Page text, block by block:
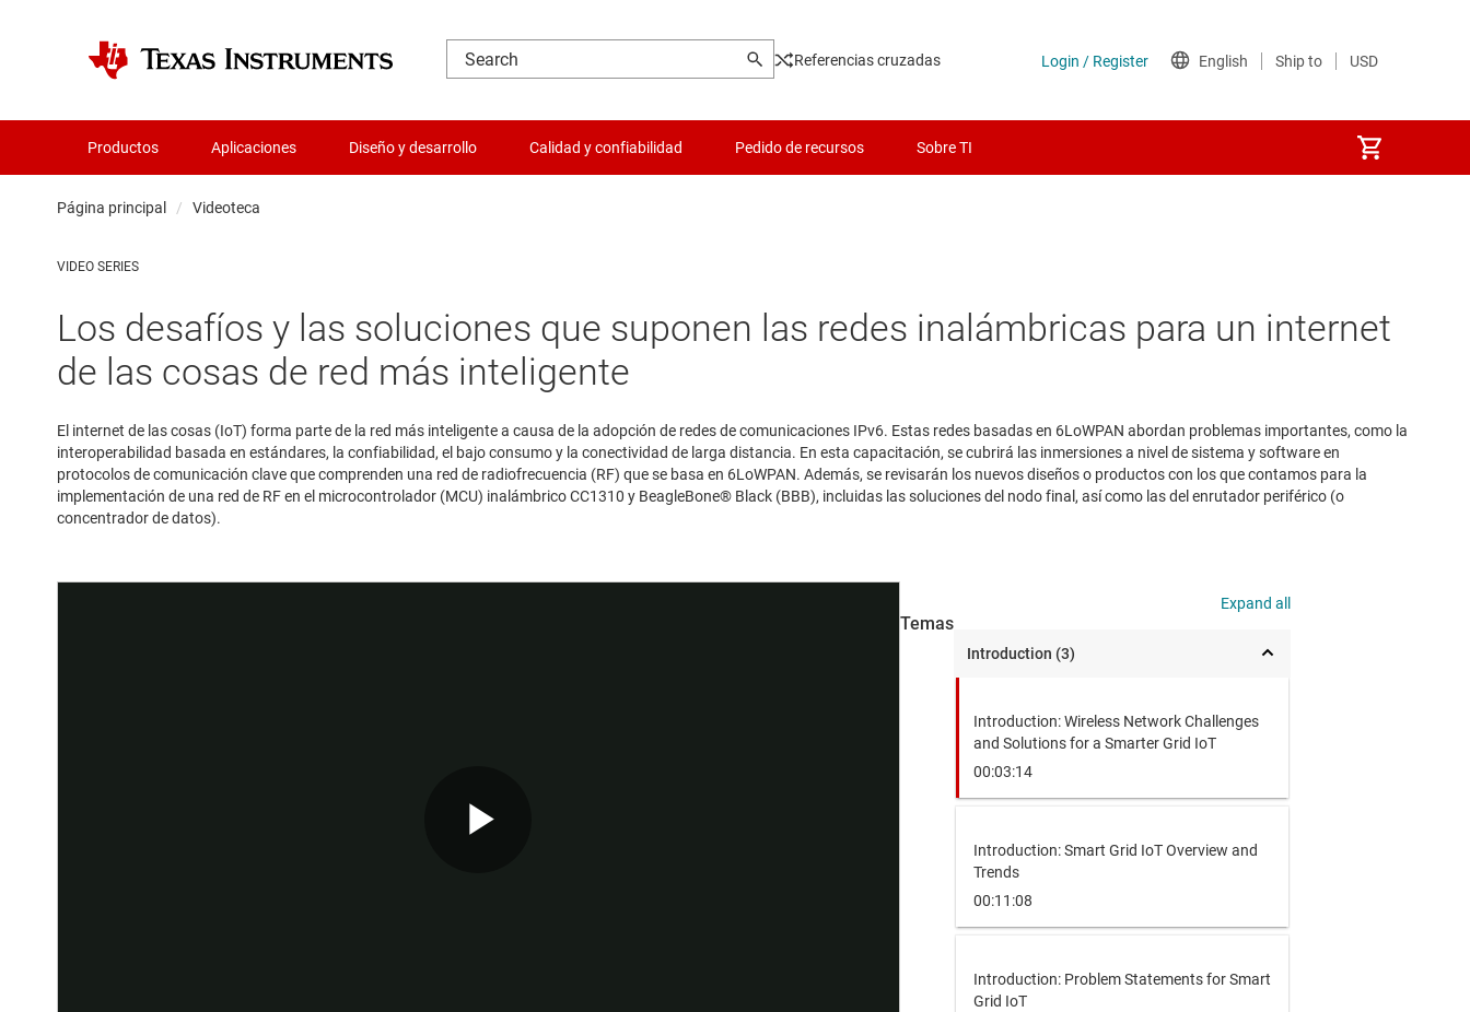
Referencias cruzadas
Productos Aplicaciones Diseño y desarrollo Calidad y confiabilidad Pedido de recursos Sobre TI
Página principal Videoteca
VIDEO SERIES
Los desafíos y las soluciones que suponen las redes inalámbricas para un internet
de las cosas de red más inteligente
El internet de las cosas (IoT) forma parte de la red más inteligente a causa de la adopción de redes de comunicaciones IPv6. Estas redes basadas en 6LoWPAN abordan problemas importantes, como la
interoperabilidad basada en estándares, la confiabilidad, el bajo consumo y la conectividad de larga distancia. En esta capacitación, se cubrirá las inmersiones a nivel de sistema y software en
protocolos de comunicación clave que comprenden una red de radiofrecuencia (RF) que se basa en 6LoWPAN. Además, se revisarán los nuevos diseños o productos con los que contamos para la
implementación de una red de RF en el microcontrolador (MCU) inalámbrico CC1310 y BeagleBone® Black (BBB), incluidas las soluciones del nodo final, así como las del enrutador periférico (o
concentrador de datos).
Temas
Expand all
Introduction (3)
Introduction: Wireless Network Challenges
and Solutions for a Smarter Grid IoT
00:03:14
Introduction: Smart Grid IoT Overview and
Trends
00:11:08
Introduction: Problem Statements for Smart
Grid IoT